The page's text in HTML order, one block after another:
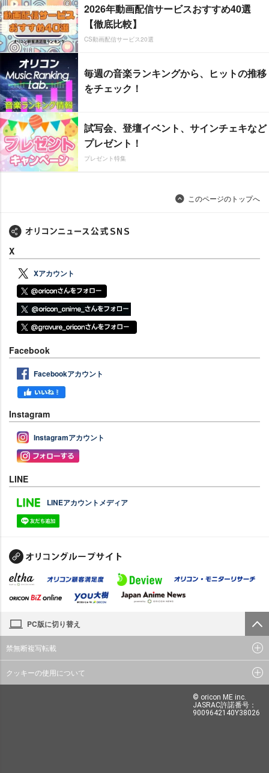
2026年動画配信サービスおすすめ40選
【徹底比較】
CS動画配信サービス20選
毎週の音楽ランキングから、ヒットの推移
をチェック！
試写会、登壇イベント、サインチェキなど
プレゼント！
プレゼント特集
このページのトップへ
X
Xアカウント
Facebook
Facebookアカウント
Instagram
Instagramアカウント
LINE
LINEアカウントメディア
PC版に切り替え
禁無断複写転載
クッキーの使用について
© oricon ME inc.
JASRAC許諾番号：
9009642140Y38026